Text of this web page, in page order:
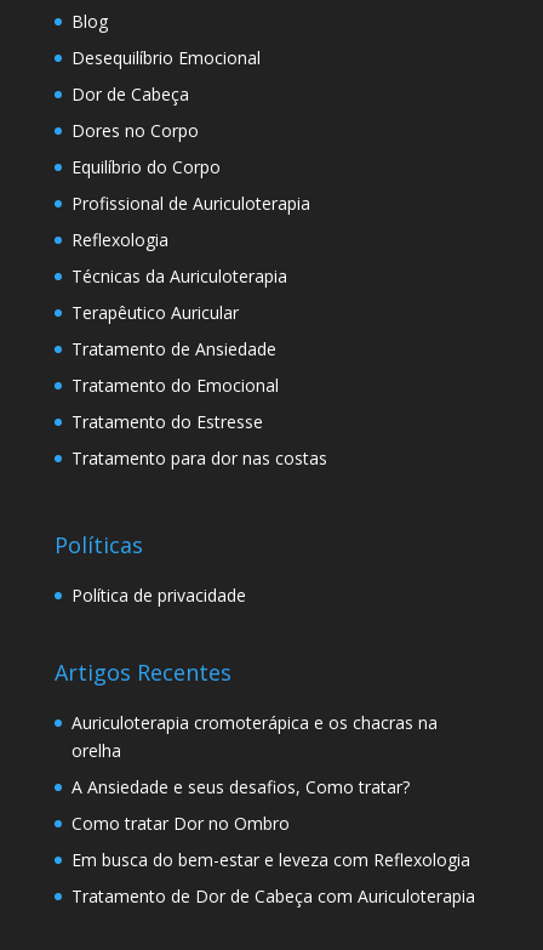
Blog
Desequilíbrio Emocional
Dor de Cabeça
Dores no Corpo
Equilíbrio do Corpo
Profissional de Auriculoterapia
Reflexologia
Técnicas da Auriculoterapia
Terapêutico Auricular
Tratamento de Ansiedade
Tratamento do Emocional
Tratamento do Estresse
Tratamento para dor nas costas
Políticas
Política de privacidade
Artigos Recentes
Auriculoterapia cromoterápica e os chacras na
orelha
A Ansiedade e seus desafios, Como tratar?
Como tratar Dor no Ombro
Em busca do bem-estar e leveza com Reflexologia
Tratamento de Dor de Cabeça com Auriculoterapia